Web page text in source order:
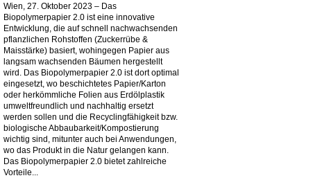
Wien, 27. Oktober 2023 – Das
Biopolymerpapier 2.0 ist eine innovative
Entwicklung, die auf schnell nachwachsenden
pflanzlichen Rohstoffen (Zuckerrübe &
Maisstärke) basiert, wohingegen Papier aus
langsam wachsenden Bäumen hergestellt
wird. Das Biopolymerpapier 2.0 ist dort optimal
eingesetzt, wo beschichtetes Papier/Karton
oder herkömmliche Folien aus Erdölplastik
umweltfreundlich und nachhaltig ersetzt
werden sollen und die Recyclingfähigkeit bzw.
biologische Abbaubarkeit/Kompostierung
wichtig sind, mitunter auch bei Anwendungen,
wo das Produkt in die Natur gelangen kann.
Das Biopolymerpapier 2.0 bietet zahlreiche
Vorteile...